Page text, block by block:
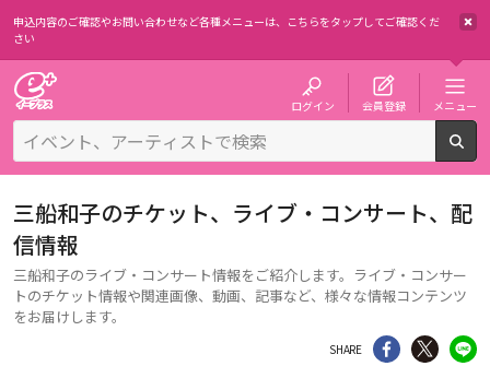
申込内容のご確認やお問い合わせなど各種メニューは、 こちらをタップしてご確認くだ
さい
ログイン 会員登録 メニュー
三船和子のチケット、ライブ・コンサート、配
信情報
三船和子のライブ・コンサート情報をご紹介します。ライブ・コンサー
トのチケット情報や関連画像、動画、記事など、様々な情報コンテンツ
をお届けします。
SHARE シェア Twitter